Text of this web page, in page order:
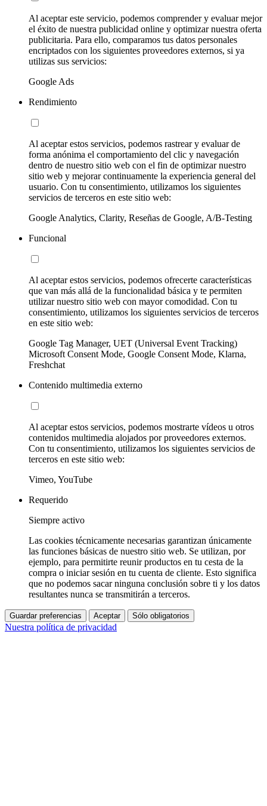
Al aceptar este servicio, podemos comprender y evaluar mejor
el éxito de nuestra publicidad online y optimizar nuestra oferta
publicitaria. Para ello, comparamos tus datos personales
encriptados con los siguientes proveedores externos, si ya
utilizas sus servicios:
Google Ads
Rendimiento
Al aceptar estos servicios, podemos rastrear y evaluar de
forma anónima el comportamiento del clic y navegación
dentro de nuestro sitio web con el fin de optimizar nuestro
sitio web y mejorar continuamente la experiencia general del
usuario. Con tu consentimiento, utilizamos los siguientes
servicios de terceros en este sitio web:
Google Analytics, Clarity, Reseñas de Google, A/B-Testing
Funcional
Al aceptar estos servicios, podemos ofrecerte características
que van más allá de la funcionalidad básica y te permiten
utilizar nuestro sitio web con mayor comodidad. Con tu
consentimiento, utilizamos los siguientes servicios de terceros
en este sitio web:
Google Tag Manager, UET (Universal Event Tracking)
Microsoft Consent Mode, Google Consent Mode, Klarna,
Freshchat
Contenido multimedia externo
Al aceptar estos servicios, podemos mostrarte vídeos u otros
contenidos multimedia alojados por proveedores externos.
Con tu consentimiento, utilizamos los siguientes servicios de
terceros en este sitio web:
Vimeo, YouTube
Requerido
Siempre activo
Las cookies técnicamente necesarias garantizan únicamente
las funciones básicas de nuestro sitio web. Se utilizan, por
ejemplo, para permitirte reunir productos en tu cesta de la
compra o iniciar sesión en tu cuenta de cliente. Esto significa
que no podemos sacar ninguna conclusión sobre ti y los datos
resultantes nunca se transmitirán a terceros.
Guardar preferencias Aceptar Sólo obligatorios
Nuestra política de privacidad